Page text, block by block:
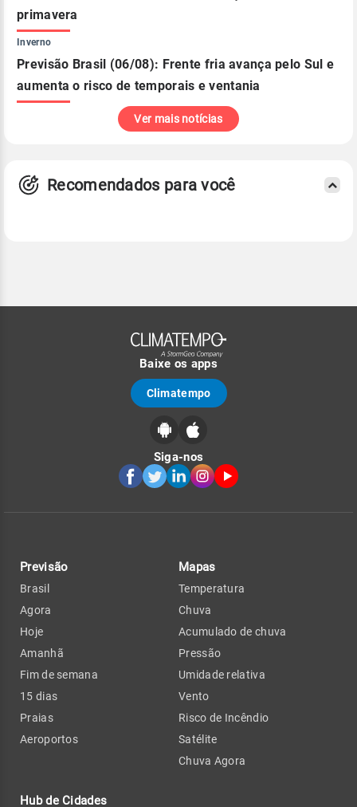
primavera
Inverno
Previsão Brasil (06/08): Frente fria avança pelo Sul e
aumenta o risco de temporais e ventania
Ver mais notícias
Recomendados para você
Baixe os apps
Climatempo
Siga-nos
Previsão
Brasil
Agora
Hoje
Amanhã
Fim de semana
15 dias
Praias
Aeroportos
Hub de Cidades
Mapas
Temperatura
Chuva
Acumulado de chuva
Pressão
Umidade relativa
Vento
Risco de Incêndio
Satélite
Chuva Agora